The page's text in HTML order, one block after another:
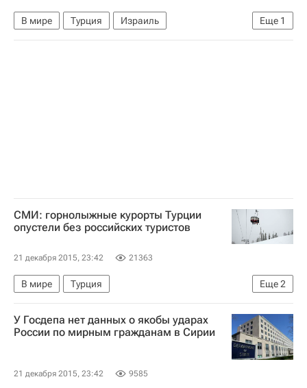
Еще 1
В мире Турция
Израиль
Нуман Куртулмуш
СМИ: горнолыжные курорты Турции
опустели без российских туристов
21 декабря 2015, 23:42 21363
Еще2
В мире
Турция
Ограничительные меры против Турции
Россия
У Госдепа нет данных о якобы ударах
России по мирным гражданам в Сирии
21 декабря 2015, 23:42 9585